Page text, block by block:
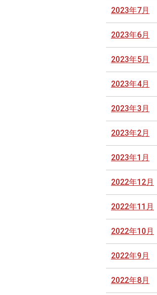
2023年7月
2023年6月
2023年5月
2023年4月
2023年3月
2023年2月
2023年1月
2022年12月
2022年11月
2022年10月
2022年9月
2022年8月